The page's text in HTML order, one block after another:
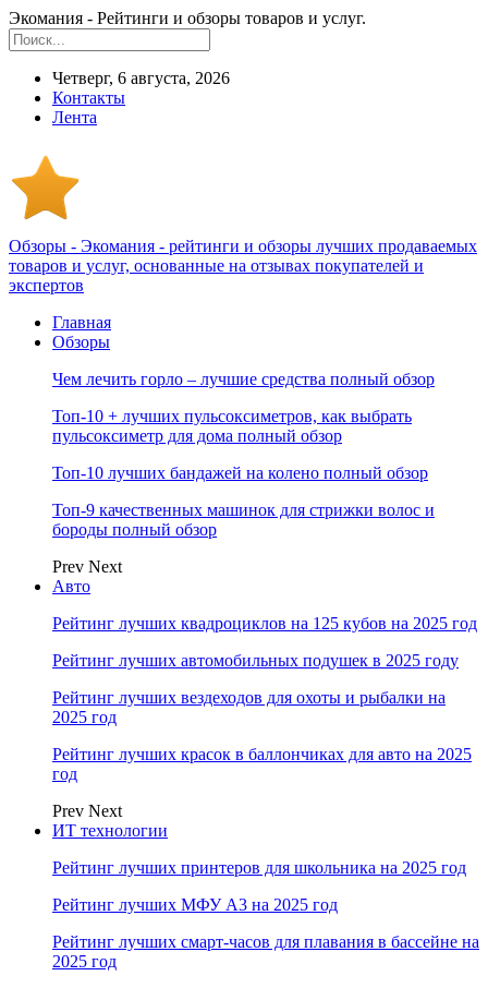
Экомания - Рейтинги и обзоры товаров и услуг.
Четверг, 6 августа, 2026
Контакты
Лента
Обзоры - Экомания - рейтинги и обзоры лучших продаваемых
товаров и услуг, основанные на отзывах покупателей и
экспертов
Главная
Обзоры
Чем лечить горло – лучшие средства полный обзор
Топ-10 + лучших пульсоксиметров, как выбрать
пульсоксиметр для дома полный обзор
Топ-10 лучших бандажей на колено полный обзор
Топ-9 качественных машинок для стрижки волос и
бороды полный обзор
Prev Next
Авто
Рейтинг лучших квадроциклов на 125 кубов на 2025 год
Рейтинг лучших автомобильных подушек в 2025 году
Рейтинг лучших вездеходов для охоты и рыбалки на
2025 год
Рейтинг лучших красок в баллончиках для авто на 2025
год
Prev Next
ИТ технологии
Рейтинг лучших принтеров для школьника на 2025 год
Рейтинг лучших МФУ А3 на 2025 год
Рейтинг лучших смарт-часов для плавания в бассейне на
2025 год